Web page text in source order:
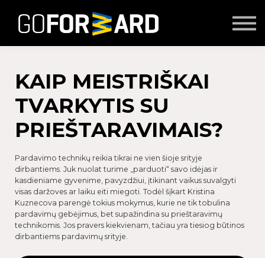
Seminarai
Prisijungti
KAIP MEISTRIŠKAI
TVARKYTIS SU
PRIEŠTARAVIMAIS?
Pardavimo technikų reikia tikrai ne vien šioje srityje
dirbantiems. Juk nuolat turime „parduoti“ savo idėjas ir
kasdieniame gyvenime, pavyzdžiui, įtikinant vaikus suvalgyti
visas daržoves ar laiku eiti miegoti. Todėl šįkart Kristina
Kuznecova parengė tokius mokymus, kurie ne tik tobulina
pardavimų gebėjimus, bet supažindina su prieštaravimų
technikomis. Jos pravers kiekvienam, tačiau yra tiesiog būtinos
dirbantiems pardavimų srityje.